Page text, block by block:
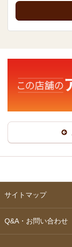
サイトマップ
Q&A・お問い合わせ